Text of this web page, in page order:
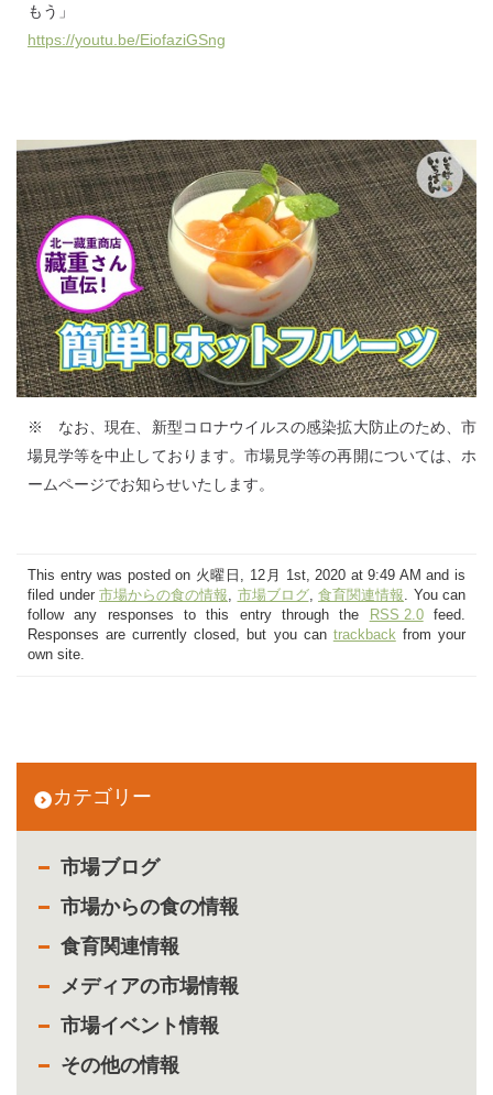
カテゴリー
市場ブログ
市場からの食の情報
食育関連情報
メディアの市場情報
市場イベント情報
その他の情報
もう」
https://youtu.be/EiofaziGSng
※ なお、現在、新型コロナウイルスの感染拡大防止のため、市
場見学等を中止しております。市場見学等の再開については、ホ
ームページでお知らせいたします。
This entry was posted on 火曜日, 12月 1st, 2020 at 9:49 AM and is
filed under 市場からの食の情報, 市場ブログ, 食育関連情報. You can
follow any responses to this entry through the
RSS 2.0feed.
Responses are currently closed, but you can trackbackfrom your
own site.